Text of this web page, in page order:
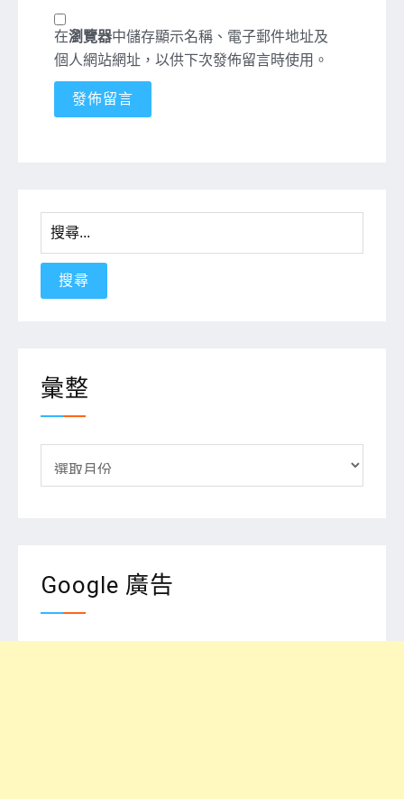
在瀏覽器中儲存顯示名稱、電子郵件地址及
個人網站網址，以供下次發佈留言時使用。
搜
尋
關
彙整
Google 廣告